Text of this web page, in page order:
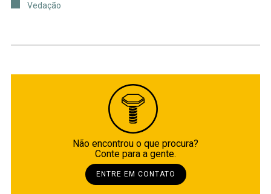
Vedação
Não encontrou o que procura?
Conte para a gente.
ENTRE EM CONTATO